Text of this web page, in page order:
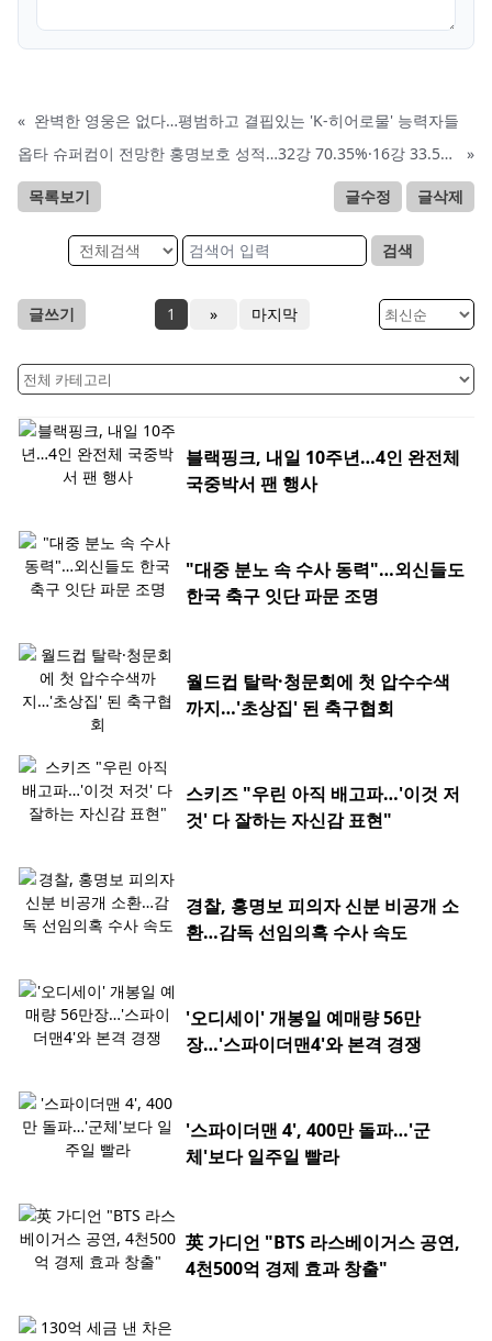
« 완벽한 영웅은 없다…평범하고 결핍있는 'K-히어로물' 능력자들
옵타 슈퍼컴이 전망한 홍명보호 성적…32강 70.35%·16강 33.52%
»
목록보기 글수정 글삭제
검색
글쓰기 1 » 마지막
블랙핑크, 내일 10주년…4인 완전체
국중박서 팬 행사
"대중 분노 속 수사 동력"…외신들도
한국 축구 잇단 파문 조명
월드컵 탈락·청문회에 첫 압수수색
까지…'초상집' 된 축구협회
스키즈 "우린 아직 배고파…'이것 저
것' 다 잘하는 자신감 표현"
경찰, 홍명보 피의자 신분 비공개 소
환…감독 선임의혹 수사 속도
'오디세이' 개봉일 예매량 56만
장…'스파이더맨4'와 본격 경쟁
'스파이더맨 4', 400만 돌파…'군
체'보다 일주일 빨라
英 가디언 "BTS 라스베이거스 공연,
4천500억 경제 효과 창출"